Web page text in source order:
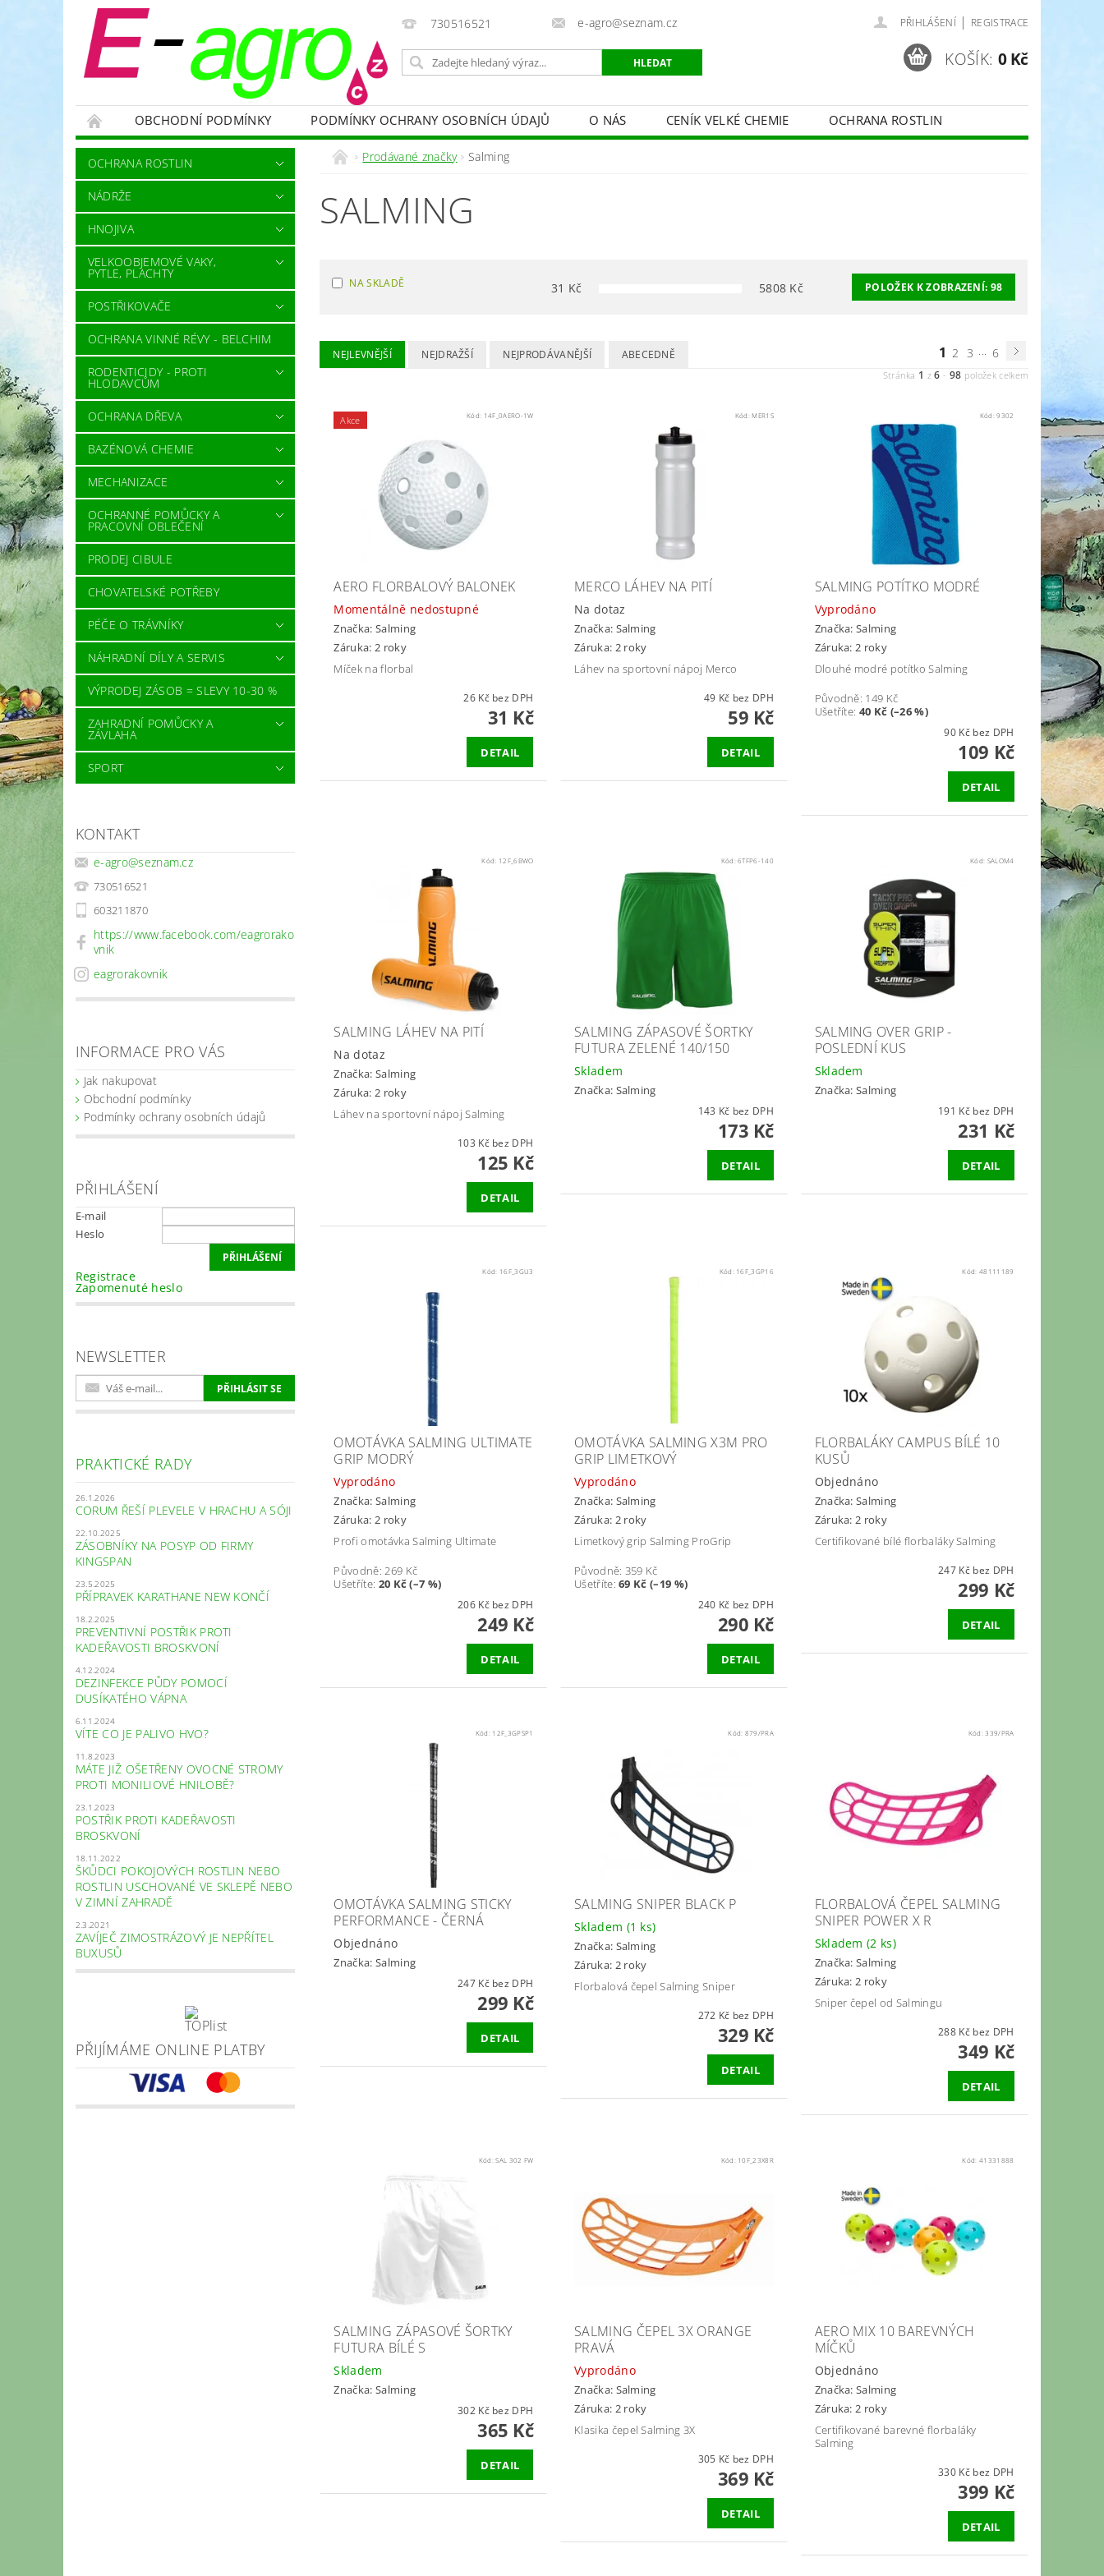
730516521 e-agro@seznam.cz PŘIHLÁŠENÍ | REGISTRACE
KOŠÍK: 0 Kč
OBCHODNÍ PODMÍNKY PODMÍNKY OCHRANY OSOBNÍCH ÚDAJŮ O NÁS CENÍK VELKÉ CHEMIE
OCHRANA ROSTLIN
NÁDRŽE
HNOJIVA VELKOOBJEMOVÉ VAKY, PYTLE, PLACHTY
RODENTICIDY - PROTI HLODAVCŮM
OCHRANNÉ POMŮCKY A PRACOVNÍ OBLEČENÍ
PRODEJ CIBULE
NÁHRADNÍ DÍLY A SERVIS
OCHRANA ROSTLIN
NÁDRŽE
HNOJIVA
VELKOOBJEMOVÉ VAKY,
PYTLE, PLACHTY
POSTŘIKOVAČE
OCHRANA VINNÉ RÉVY - BELCHIM
RODENTICIDY - PROTI
HLODAVCŮM
OCHRANA DŘEVA
BAZÉNOVÁ CHEMIE
MECHANIZACE
OCHRANNÉ POMŮCKY A
PRACOVNÍ OBLEČENÍ
PRODEJ CIBULE
CHOVATELSKÉ POTŘEBY
PÉČE O TRÁVNÍKY
NÁHRADNÍ DÍLY A SERVIS
VÝPRODEJ ZÁSOB = SLEVY 10-30 %
ZAHRADNÍ POMŮCKY A
ZÁVLAHA
SPORT
KONTAKT
e-agro@seznam.cz
730516521
603211870
https://www.facebook.com/eagrorako
vnik
eagrorakovnik
INFORMACE PRO VÁS
Jak nakupovat
Obchodní podmínky
Podmínky ochrany osobních údajů
PŘIHLÁŠENÍ
E-mail
Heslo
Registrace
Zapomenuté heslo
NEWSLETTER
PRAKTICKÉ RADY
26.1.2026
CORUM ŘEŠÍ PLEVELE V HRACHU A SÓJI
22.10.2025
ZÁSOBNÍKY NA POSYP OD FIRMY
KINGSPAN
23.5.2025
PŘÍPRAVEK KARATHANE NEW KONČÍ
18.2.2025
PREVENTIVNÍ POSTŘIK PROTI
KADEŘAVOSTI BROSKVONÍ
4.12.2024
DEZINFEKCE PŮDY POMOCÍ
DUSÍKATÉHO VÁPNA
6.11.2024
VÍTE CO JE PALIVO HVO?
11.8.2023
MÁTE JIŽ OŠETŘENY OVOCNÉ STROMY
PROTI MONILIOVÉ HNILOBĚ?
23.1.2023
POSTŘIK PROTI KADEŘAVOSTI
BROSKVONÍ
18.11.2022
ŠKŮDCI POKOJOVÝCH ROSTLIN NEBO
ROSTLIN USCHOVANÉ VE SKLEPĚ NEBO
V ZIMNÍ ZAHRADĚ
2.3.2021
ZAVÍJEČ ZIMOSTRÁZOVÝ JE NEPŘÍTEL
BUXUSŮ
PŘIJÍMÁME ONLINE PLATBY
Prodávané značky Salming
SALMING
NA SKLADĚ 31 Kč 5808 Kč POLOŽEK K ZOBRAZENÍ: 98
NEJLEVNĚJŠÍ NEJDRAŽŠÍ NEJPRODÁVANĚJŠÍ ABECEDNĚ 1 2 3 ... 6
Stránka 1 z6 - 98 položek celkem
Akce Kód: 14F_0AERO-1W
AERO FLORBALOVÝ BALONEK
Momentálně nedostupné
Značka: Salming
Záruka: 2 roky
Míček na florbal
26 Kč bez DPH
31 Kč
DETAIL
Kód:MER1S
MERCO LÁHEV NA PITÍ
Na dotaz
Značka: Salming
Záruka: 2 roky
Láhev na sportovní nápoj Merco
49 Kč bez DPH
59 Kč
DETAIL
Kód:9302
SALMING POTÍTKO MODRÉ
Vyprodáno
Značka:Salming
Záruka: 2 roky
Dlouhé modré potítko Salming
Původně: 149 Kč
Ušetříte: 40 Kč (–26 %)
90 Kč bez DPH
109 Kč
DETAIL
Kód: 12F_6BWO
SALMING LÁHEV NA PITÍ
Na dotaz
Značka: Salming
Záruka: 2 roky
Láhev na sportovní nápoj Salming
103 Kč bez DPH
125 Kč
DETAIL
Kód:6TFP6-140
SALMING ZÁPASOVÉ ŠORTKY
FUTURA ZELENÉ 140/150
Skladem
Značka: Salming
143 Kč bez DPH
173 Kč
DETAIL
Kód: SALOM4
SALMING OVER GRIP -
POSLEDNÍ KUS
Skladem
Značka:Salming
191 Kč bez DPH
231 Kč
DETAIL
Kód: 16F_3GU3
OMOTÁVKA SALMING ULTIMATE
GRIP MODRÝ
Vyprodáno
Značka: Salming
Záruka: 2 roky
Profi omotávka Salming Ultimate
Původně:269 Kč
Ušetříte: 20 Kč (–7 %)
206 Kč bez DPH
249 Kč
DETAIL
Kód: 16F_3GP16
OMOTÁVKA SALMING X3M PRO
GRIP LIMETKOVÝ
Vyprodáno
Značka: Salming
Záruka: 2 roky
Limetkový grip Salming ProGrip
Původně: 359 Kč
Ušetříte:69 Kč (–19 %)
240 Kč bez DPH
290 Kč
DETAIL
Kód:48111189
FLORBALÁKY CAMPUS BÍLÉ 10
KUSŮ
Objednáno
Značka:Salming
Záruka: 2 roky
Certifikované bílé florbaláky Salming
247 Kč bez DPH
299 Kč
DETAIL
Kód: 12F_3GPSP1
OMOTÁVKA SALMING STICKY
PERFORMANCE - ČERNÁ
Objednáno
Značka: Salming
247 Kč bez DPH
299 Kč
DETAIL
Kód: 879/PRA
SALMING SNIPER BLACK P
Skladem (1 ks)
Značka: Salming
Záruka: 2 roky
Florbalová čepel Salming Sniper
272 Kč bez DPH
329 Kč
DETAIL
Kód:339/PRA
FLORBALOVÁ ČEPEL SALMING
SNIPER POWER X R
Skladem(2 ks)
Značka:Salming
Záruka: 2 roky
Sniper čepel od Salmingu
288 Kč bez DPH
349 Kč
DETAIL
Kód:SAL 302 FW
SALMING ZÁPASOVÉ ŠORTKY
FUTURA BÍLÉ S
Skladem
Značka: Salming
302 Kč bez DPH
365 Kč
DETAIL
Kód: 10F_23X8R
SALMING ČEPEL 3X ORANGE
PRAVÁ
Vyprodáno
Značka: Salming
Záruka: 2 roky
Klasika čepel Salming 3X
305 Kč bez DPH
369 Kč
DETAIL
Kód:41331888
AERO MIX 10 BAREVNÝCH
MÍČKŮ
Objednáno
Značka:Salming
Záruka: 2 roky
Certifikované barevné florbaláky
Salming
330 Kč bez DPH
399 Kč
DETAIL